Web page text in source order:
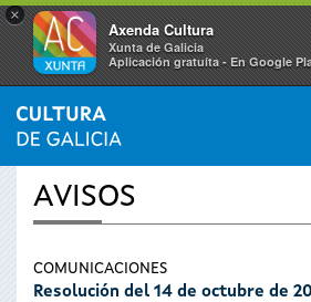
×
Axenda Cultura
Xunta de Galicia
Aplicación gratuíta - En Google
Se
encuentra
usted
INICIO › SERVICIOS
AVISOS
COMUNICACIONES
Resolución del 14 de octubre de